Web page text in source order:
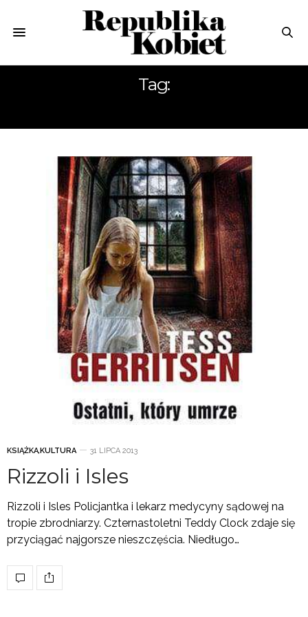
Tag:
KSIĄŻKA,KULTURA 31 LIPCA 2013
Rizzoli i Isles
Rizzoli i Isles Policjantka i lekarz medycyny sądowej na
tropie zbrodniarzy. Czternastoletni Teddy Clock zdaje się
przyciągać najgorsze nieszczęścia. Niedługo…